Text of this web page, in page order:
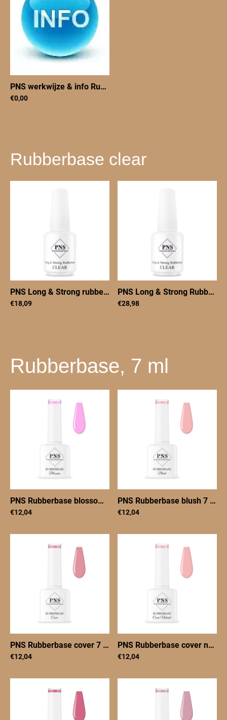
PNS werkwijze & info Rubberbase
€0,00
Rubberbase clear
PNS Long & Strong rubberbase CLEAR |
€18,09
PNS Long & Strong Rubberbase CLEAR 30ml
€28,98
Rubberbase, 7 ml
PNS Rubberbase blossom 7 ml |PNSRBblossom7
€12,04
PNS Rubberbase blush 7 ml
€12,04
PNS Rubberbase cover 7 ml PNSRBcover7
€12,04
PNS Rubberbase cover natural 7 ml
€12,04